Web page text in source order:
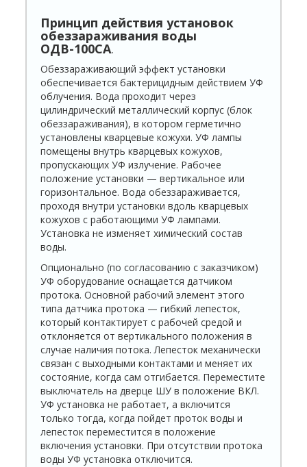
Принцип действия установок
обеззараживания воды
ОДВ-100СА.
Обеззараживающий эффект установки
обеспечивается бактерицидным действием УФ
облучения. Вода проходит через
цилиндрический металлический корпус (блок
обеззараживания), в котором герметично
установлены кварцевые кожухи. УФ лампы
помещены внутрь кварцевых кожухов,
пропускающих УФ излучение. Рабочее
положение установки — вертикальное или
горизонтальное. Вода обеззараживается,
проходя внутри установки вдоль кварцевых
кожухов с работающими УФ лампами.
Установка не изменяет химический состав
воды.
Опционально (по согласованию с заказчиком)
УФ оборудование оснащается датчиком
протока. Основной рабочий элемент этого
типа датчика протока — гибкий лепесток,
который контактирует с рабочей средой и
отклоняется от вертикального положения в
случае наличия потока. Лепесток механически
связан с выходными контактами и меняет их
состояние, когда сам отгибается. Переместите
выключатель на дверце ШУ в положение ВКЛ.
УФ установка не работает, а включится
только тогда, когда пойдет проток воды и
лепесток переместится в положение
включения установки. При отсутствии протока
воды УФ установка отключится.